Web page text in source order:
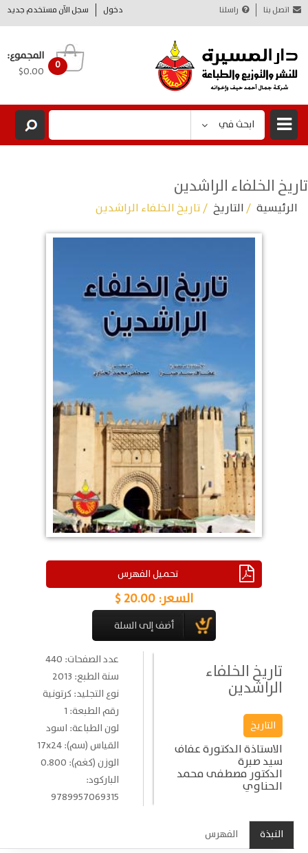
دخول سجل الآن مستخدم جديد اتصل بنا راسلنا
0
المجموع:
$0.00
ابحث في
تاريخ الخلفاء الراشدين
الرئيسية /التاريخ / تاريخ الخلفاء الراشدين
تحميل الفهرس
السعر: 20.00 $
تاريخ الخلفاء
الراشدين
التاريخ
الاستاذة الدكتورة عفاف
سيد صبرة
الدكتور مصطفى محمد
الحناوي
عدد الصفحات: 440
سنة الطبع: 2013
نوع التجليد: كرتونية
رقم الطبعة: 1
لون الطباعة: اسود
القياس (سم): 17x24
الوزن (كغم): 0.800
الباركود:
9789957069315
النبذة الفهرس